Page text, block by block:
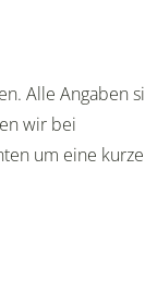
Alle Angaben
wir bei
um eine kurze